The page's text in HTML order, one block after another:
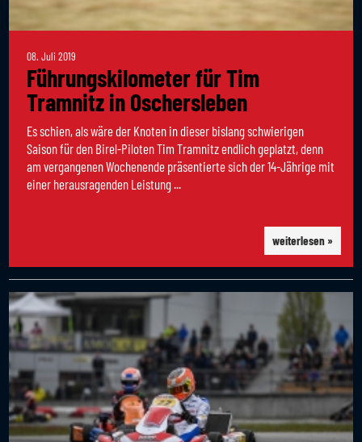
08. Juli 2019
Führungskilometer für Tim
Tramnitz in Oschersleben
Es schien, als wäre der Knoten in dieser bislang schwierigen
Saison für den Birel-Piloten Tim Tramnitz endlich geplatzt, denn
am vergangenen Wochenende präsentierte sich der 14-Jährige mit
einer herausragenden Leistung ...
weiterlesen »